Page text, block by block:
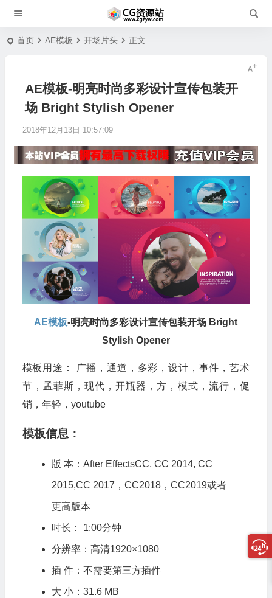
首页 AE模板 开场片头 正文
AE模板-明亮时尚多彩设计宣传包装开
场 Bright Stylish Opener
2018年12月13日 10:57:09
AE模板-明亮时尚多彩设计宣传包装开场 Bright
Stylish Opener
模板用途： 广播，通道，多彩，设计，事件，艺术
节，孟菲斯，现代，开瓶器，方，模式，流行，促
销，年轻，youtube
模板信息：
版 本：After EffectsCC, CC 2014, CC
2015,CC 2017，CC2018，CC2019或者
更高版本
时长： 1:00分钟
分辨率：高清1920×1080
插 件：不需要第三方插件
大 小：31.6 MB